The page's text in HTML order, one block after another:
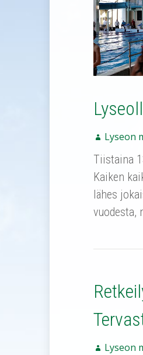
Lyseon
Tiistaina
Kaiken
lähes
vuodesta,
Lyseon